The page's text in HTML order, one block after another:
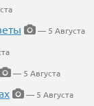
— 5 Августа
— 5 Августа
— 5 Августа